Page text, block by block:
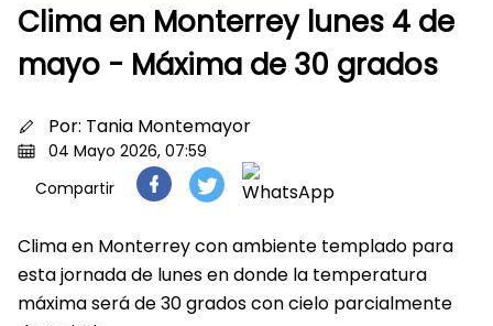
Clima en Monterrey lunes 4 de
mayo - Máxima de 30 grados
Por: Tania Montemayor
04 Mayo 2026, 07:59
Compartir
Clima en Monterrey con ambiente templado para
esta jornada de lunes en donde la temperatura
máxima será de 30 grados con cielo parcialmente